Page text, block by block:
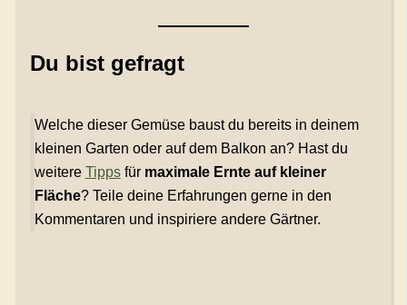
Du bist gefragt
Welche dieser Gemüse baust du bereits in deinem
kleinen Garten oder auf dem Balkon an? Hast du
weitere Tippsfür maximale Ernte auf kleiner
Fläche? Teile deine Erfahrungen gerne in den
Kommentaren und inspiriere andere Gärtner.